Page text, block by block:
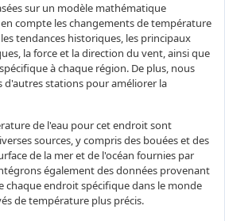
sur un modèle mathématique
compte les changements de température
tendances historiques, les principaux
la force et la direction du vent, ainsi que
à chaque région. De plus, nous
d'autres stations pour améliorer la
de l'eau pour cet endroit sont
sources, y compris des bouées et des
de la mer et de l'océan fournies par
également des données provenant
chaque endroit spécifique dans le monde
de température plus précis.